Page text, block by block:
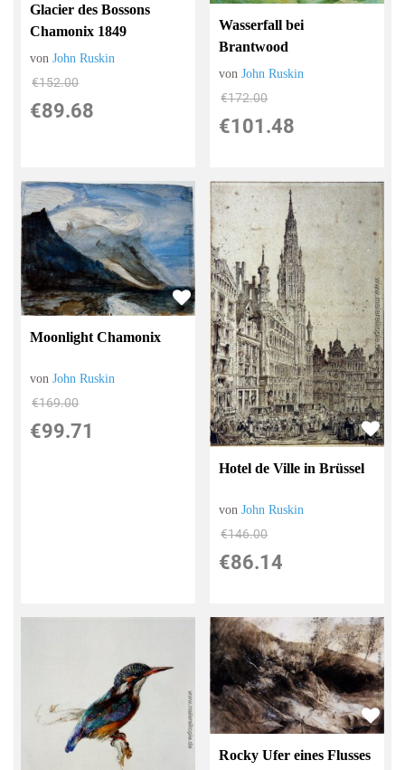
Glacier des Bossons
Chamonix 1849
vonJohn Ruskin
€152.00
€89.68
Wasserfall bei
Brantwood
vonJohn Ruskin
€172.00
€101.48
Moonlight Chamonix
vonJohn Ruskin
€169.00
€99.71
Hotel de Ville in Brüssel
vonJohn Ruskin
€146.00
€86.14
Rocky Ufer eines Flusses